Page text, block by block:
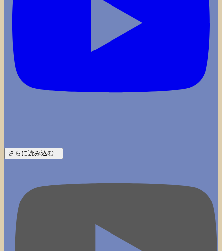
さらに読み込む...